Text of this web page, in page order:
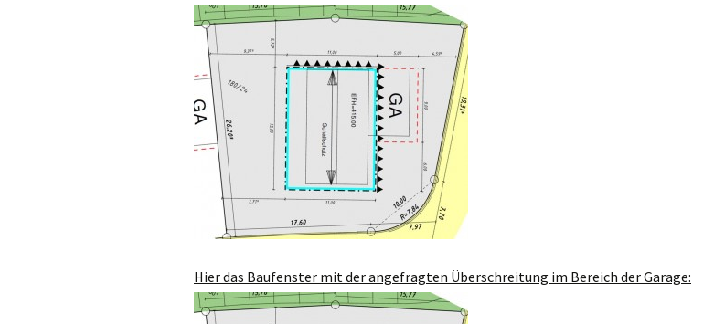
Hier das Baufenster mit der angefragten Überschreitung im Bereich der Garage: